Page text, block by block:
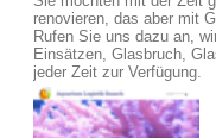
renovieren, das aber mit
Rufen Sie uns dazu an,
Einsätzen, Glasbruch,
jeder Zeit zur Verfügung.